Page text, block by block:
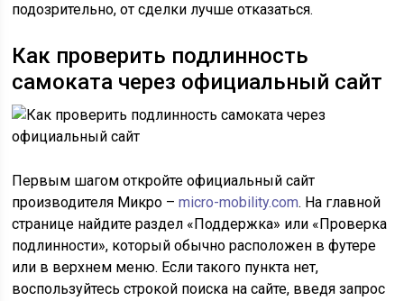
подозрительно, от сделки лучше отказаться.
Как проверить подлинность
самоката через официальный сайт
Первым шагом откройте официальный сайт
производителя Микро –micro-mobility.com. На главной
странице найдите раздел «Поддержка» или «Проверка
подлинности», который обычно расположен в футере
или в верхнем меню. Если такого пункта нет,
воспользуйтесь строкой поиска на сайте, введя запрос